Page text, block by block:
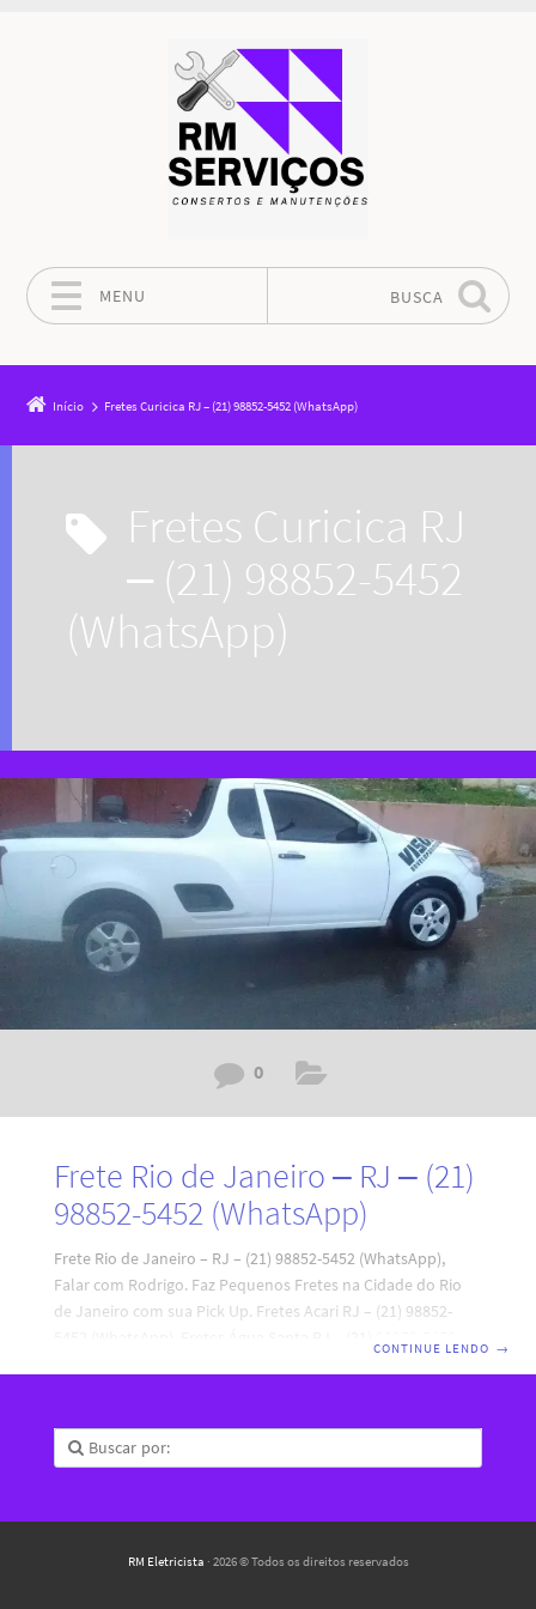
MENU BUSCA
Início Fretes Curicica RJ – (21) 98852-5452 (WhatsApp)
Fretes Curicica RJ
– (21) 98852-5452
(WhatsApp)
0
Frete Rio de Janeiro – RJ – (21)
98852-5452 (WhatsApp)
Frete Rio de Janeiro – RJ – (21) 98852-5452 (WhatsApp),
Falar com Rodrigo. Faz Pequenos Fretes na Cidade do Rio
de Janeiro com sua Pick Up. Fretes Acari RJ – (21) 98852-
Bangu RJ – (21) 98852-5452 (WhatsApp), Fretes Barra da
Tijuca RJ – (21) 98852-5452 (WhatsApp), Fretes Barra de
CONTINUE LENDO →
RM Eletricista · 2026 © Todos os direitos reservados